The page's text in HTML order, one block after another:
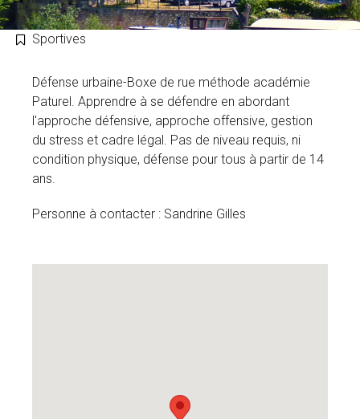
Sportives
Défense urbaine-Boxe de rue méthode académie
Paturel. Apprendre à se défendre en abordant
l'approche défensive, approche offensive, gestion
du stress et cadre légal. Pas de niveau requis, ni
condition physique, défense pour tous à partir de 14
ans.
Personne à contacter : Sandrine Gilles